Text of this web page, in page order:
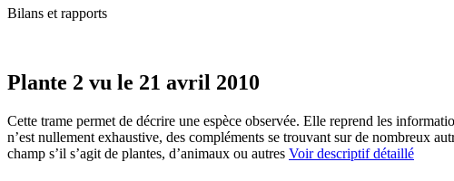
Bilans et rapports
Plante 2 vu le 21 avril 2010
Cette trame permet de décrire une espèce observée. Elle reprend les
n’est nullement exhaustive, des compléments se trouvant sur de nombreux
champ s’il s’agit de plantes, d’animaux ou autres Voir descriptif détaillé